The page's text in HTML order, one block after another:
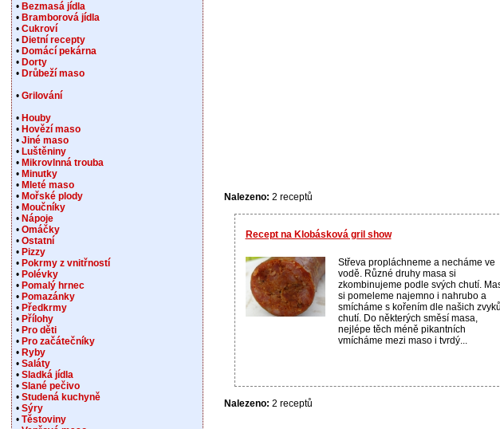
Nalezeno: 2 receptů
Recept na Klobásková gril show
Střeva propláchneme a necháme ve
vodě. Různé druhy masa si
zkombinujeme podle svých chutí.
si pomeleme najemno i nahrubo a
smícháme s kořením dle našich
chutí. Do některých směsí masa,
nejlépe těch méně pikantních
vmícháme mezi maso i tvrdý...
Nalezeno: 2 receptů
• Bezmasá jídla
• Bramborová jídla
• Cukroví
• Dietní recepty
• Domácí pekárna
• Dorty
• Drůbeží maso
• Grilování
• Houby
• Hovězí maso
• Jiné maso
• Luštěniny
• Mikrovlnná trouba
• Minutky
• Mleté maso
• Mořské plody
• Moučníky
• Nápoje
• Omáčky
• Ostatní
• Pizzy
• Pokrmy z vnitřností
• Polévky
• Pomalý hrnec
• Pomazánky
• Předkrmy
• Přílohy
• Pro děti
• Pro začátečníky
• Ryby
• Saláty
• Sladká jídla
• Slané pečivo
• Studená kuchyně
• Sýry
• Těstoviny